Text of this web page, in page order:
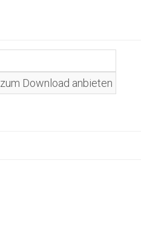
zum Download anbieten